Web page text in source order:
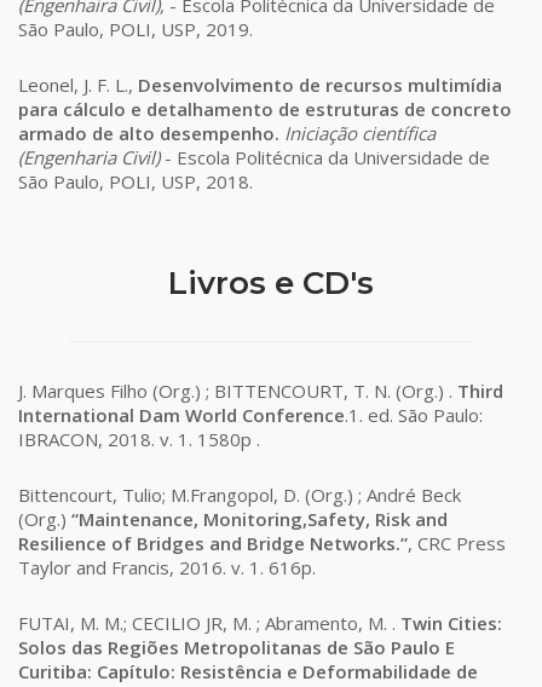
(Engenhaira Civil), - Escola Politécnica da Universidade de
São Paulo, POLI, USP, 2019.
Leonel, J. F. L., Desenvolvimento de recursos multimídia
para cálculo e detalhamento de estruturas de concreto
armado de alto desempenho. Iniciação científica
(Engenharia Civil)- Escola Politécnica da Universidade de
São Paulo, POLI, USP, 2018.
Livros e CD's
J. Marques Filho (Org.) ; BITTENCOURT, T. N. (Org.) . Third
International Dam World Conference.1. ed. São Paulo:
IBRACON, 2018. v. 1. 1580p .
Bittencourt, Tulio; M.Frangopol, D. (Org.) ; André Beck
(Org.) “Maintenance, Monitoring,Safety, Risk and
Resilience of Bridges and Bridge Networks.”, CRC Press
Taylor and Francis, 2016. v. 1. 616p.
FUTAI, M. M.; CECILIO JR, M. ; Abramento, M. . Twin Cities:
Solos das Regiões Metropolitanas de São Paulo E
Curitiba: Capítulo: Resistência e Deformabilidade de